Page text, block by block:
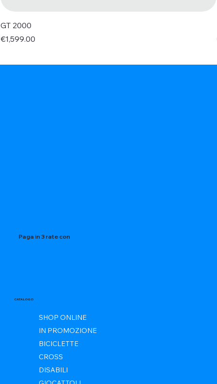
GT 2000
Price
€1,599.00
Paga in 3 rate con
CATALOGO
SHOP ONLINE
IN PROMOZIONE
BICICLETTE
CROSS
DISABILI